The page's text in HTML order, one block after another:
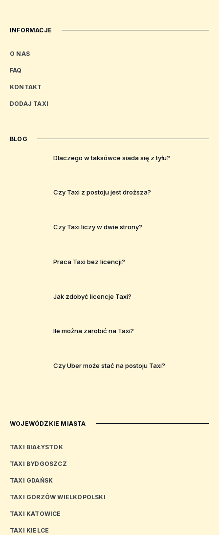
INFORMACJE
O NAS
FAQ
KONTAKT
DODAJ TAXI
BLOG
Dlaczego w taksówce siada się z tyłu?
Czy Taxi z postoju jest droższa?
Czy Taxi liczy w dwie strony?
Praca Taxi bez licencji?
Jak zdobyć licencje Taxi?
Ile można zarobić na Taxi?
Czy Uber może stać na postoju Taxi?
WOJEWÓDZKIE MIASTA
TAXI BIAŁYSTOK
TAXI BYDGOSZCZ
TAXI GDAŃSK
TAXI GORZÓW WIELKOPOLSKI
TAXI KATOWICE
TAXI KIELCE